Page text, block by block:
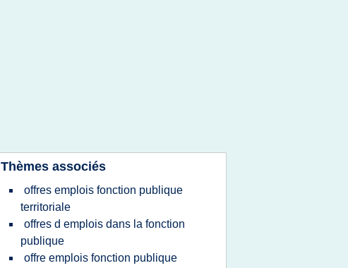
Thèmes associés
offres emplois fonction publique
territoriale
offres d emplois dans la fonction
publique
offre emplois fonction publique